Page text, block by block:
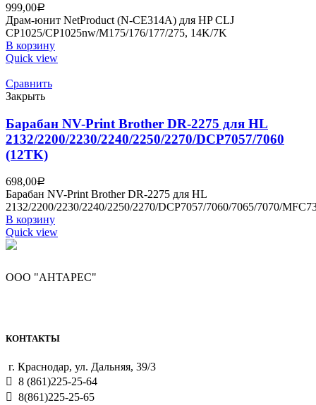
999,00Р
Драм-юнит NetProduct (N-CE314A) для HP CLJ
CP1025/CP1025nw/M175/176/177/275, 14K/7K
В корзину
Quick view
Сравнить
Закрыть
Барабан NV-Print Brother DR-2275 для HL
2132/2200/2230/2240/2250/2270/DCP7057/7060
(12TK)
698,00Р
Барабан NV-Print Brother DR-2275 для HL
2132/2200/2230/2240/2250/2270/DCP7057/7060/7065/7070/
В корзину
Quick view
ООО "АНТАРЕС"
КОНТАКТЫ
г. Краснодар, ул. Дальняя, 39/3
8 (861)225-25-64
8(861)225-25-65